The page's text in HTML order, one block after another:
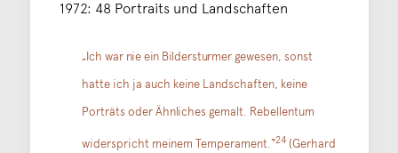
1972: 48 Portraits und Landschaften
„Ich war nie ein Bildersturmer gewesen, sonst
hatte ich ja auch keine Landschaften, keine
Porträts oder Ähnliches gemalt. Rebellentum
widerspricht meinem Temperament.“24(Gerhard